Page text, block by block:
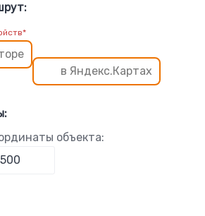
в Яндекс.Картах
объекта: